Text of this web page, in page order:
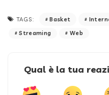
TAGS: Basket
Streaming
Web
Qual è la tua